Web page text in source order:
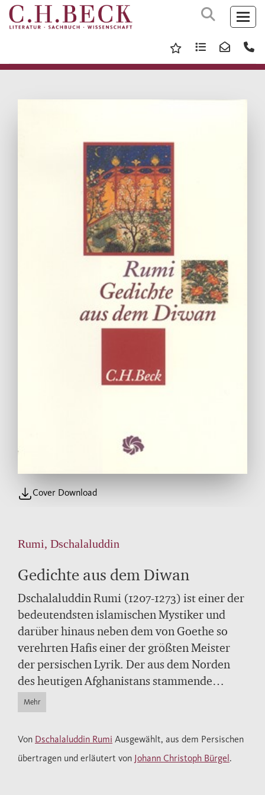
Cover Download
Rumi, Dschalaluddin
Gedichte aus dem Diwan
Dschalaluddin Rumi (1207-1273) ist einer der
bedeutendsten islamischen Mystiker und
darüber hinaus neben dem von Goethe so
verehrten Hafis einer der größten Meister
der persischen Lyrik. Der aus dem Norden
des heutigen Afghanistans stammende
Rumi9 war mit seiner Familie nach Konya in
der heutigen Türkei geflohen, wo er dem
Schamsuddin begegnete. Dieser Mystiker, in
dem sich für ihn Gott selbst manifestierte,
Mehr
Von Dschalaluddin Rumi Ausgewählt, aus dem Persischen
übertragen und erläutert von Johann Christoph Bürgel.